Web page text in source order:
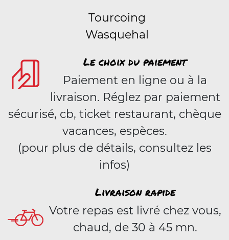
Tourcoing
Wasquehal
Le choix du paiement
Paiement en ligne ou à la
livraison. Réglez par paiement
sécurisé, cb, ticket restaurant, chèque
vacances, espèces.
(pour plus de détails, consultez les
infos)
Livraison rapide
Votre repas est livré chez vous,
chaud, de 30 à 45 mn.